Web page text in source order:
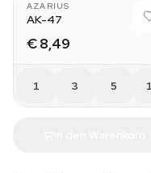
AZARIUS
AK-47
€ 8,49
1 3 5